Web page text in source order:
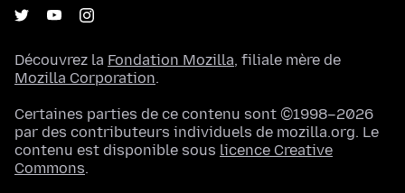
Découvrez la Fondation Mozilla, filiale mère de
Mozilla Corporation.
Certaines parties de ce contenu sont ©1998–2026
par des contributeurs individuels de mozilla.org. Le
contenu est disponible sous licence Creative
Commons.